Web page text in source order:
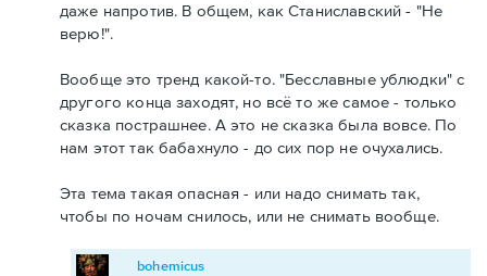
даже напротив. В общем, как Станиславский - "Не
верю!".
Вообще это тренд какой-то. "Бесславные ублюдки" с
другого конца заходят, но всё то же самое - только
сказка пострашнее. А это не сказка была вовсе. По
нам этот так бабахнуло - до сих пор не очухались.
Эта тема такая опасная - или надо снимать так,
чтобы по ночам снилось, или не снимать вообще.
bohemicus